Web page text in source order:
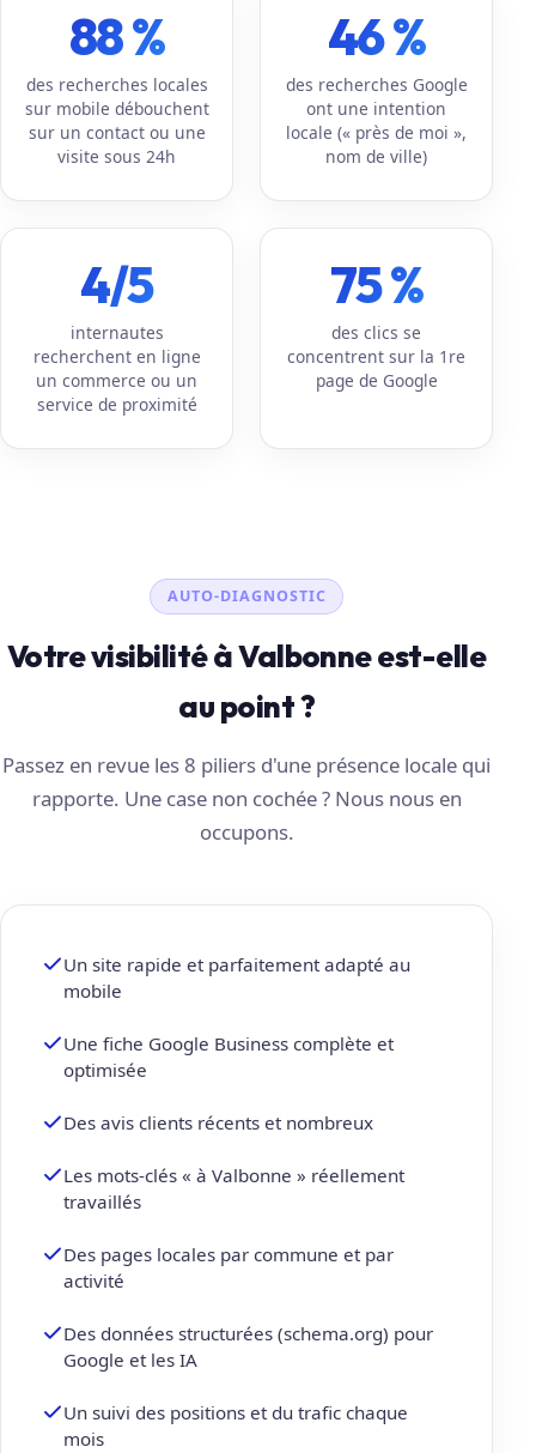
88 %
des recherches locales
sur mobile débouchent
sur un contact ou une
visite sous 24h
46 %
des recherches Google
ont une intention
locale (« près de moi »,
nom de ville)
4/5
internautes
recherchent en ligne
un commerce ou un
service de proximité
75 %
des clics se
concentrent sur la 1re
page de Google
AUTO-DIAGNOSTIC
Votre visibilité à Valbonne est-elle
au point ?
Passez en revue les 8 piliers d'une présence locale qui
rapporte. Une case non cochée ? Nous nous en
occupons.
Un site rapide et parfaitement adapté au
mobile
Une fiche Google Business complète et
optimisée
Des avis clients récents et nombreux
Les mots-clés « à Valbonne » réellement
travaillés
Des pages locales par commune et par
activité
Des données structurées (schema.org) pour
Google et les IA
Un suivi des positions et du trafic chaque
mois